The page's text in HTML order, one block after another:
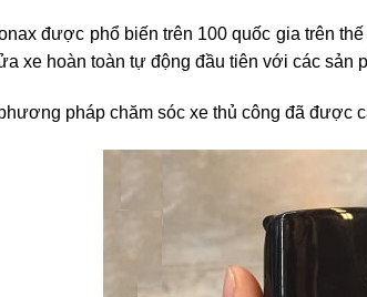
được phổ biến trên 100 quốc gia trên
xe hoàn toàn tự động đầu tiên với các sản
pháp chăm sóc xe thủ công đã được